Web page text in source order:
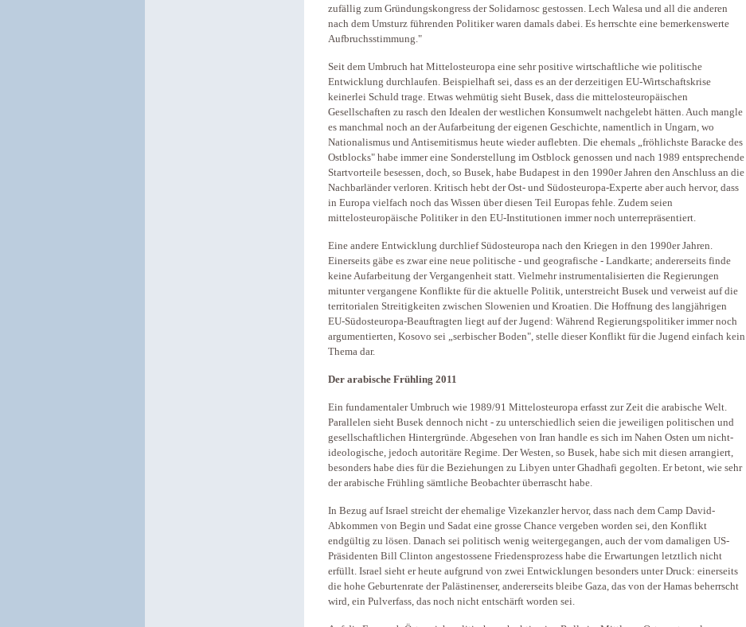
zufällig zum Gründungskongress der Solidarnosc gestossen. Lech Walesa und all die anderen
nach dem Umsturz führenden Politiker waren damals dabei. Es herrschte eine bemerkenswerte
Aufbruchsstimmung."
Seit dem Umbruch hat Mittelosteuropa eine sehr positive wirtschaftliche wie politische
Entwicklung durchlaufen. Beispielhaft sei, dass es an der derzeitigen EU-Wirtschaftskrise
keinerlei Schuld trage. Etwas wehmütig sieht Busek, dass die mittelosteuropäischen
Gesellschaften zu rasch den Idealen der westlichen Konsumwelt nachgelebt hätten. Auch mangle
es manchmal noch an der Aufarbeitung der eigenen Geschichte, namentlich in Ungarn, wo
Nationalismus und Antisemitismus heute wieder auflebten. Die ehemals „fröhlichste Baracke des
Ostblocks" habe immer eine Sonderstellung im Ostblock genossen und nach 1989 entsprechende
Startvorteile besessen, doch, so Busek, habe Budapest in den 1990er Jahren den Anschluss an die
Nachbarländer verloren. Kritisch hebt der Ost- und Südosteuropa-Experte aber auch hervor, dass
in Europa vielfach noch das Wissen über diesen Teil Europas fehle. Zudem seien
mittelosteuropäische Politiker in den EU-Institutionen immer noch unterrepräsentiert.
Eine andere Entwicklung durchlief Südosteuropa nach den Kriegen in den 1990er Jahren.
Einerseits gäbe es zwar eine neue politische - und geografische - Landkarte; andererseits finde
keine Aufarbeitung der Vergangenheit statt. Vielmehr instrumentalisierten die Regierungen
mitunter vergangene Konflikte für die aktuelle Politik, unterstreicht Busek und verweist auf die
territorialen Streitigkeiten zwischen Slowenien und Kroatien. Die Hoffnung des langjährigen
EU-Südosteuropa-Beauftragten liegt auf der Jugend: Während Regierungspolitiker immer noch
argumentierten, Kosovo sei „serbischer Boden", stelle dieser Konflikt für die Jugend einfach kein
Thema dar.
Der arabische Frühling 2011
Ein fundamentaler Umbruch wie 1989/91 Mittelosteuropa erfasst zur Zeit die arabische Welt.
Parallelen sieht Busek dennoch nicht - zu unterschiedlich seien die jeweiligen politischen und
gesellschaftlichen Hintergründe. Abgesehen von Iran handle es sich im Nahen Osten um nicht-
ideologische, jedoch autoritäre Regime. Der Westen, so Busek, habe sich mit diesen arrangiert,
besonders habe dies für die Beziehungen zu Libyen unter Ghadhafi gegolten. Er betont, wie sehr
der arabische Frühling sämtliche Beobachter überrascht habe.
In Bezug auf Israel streicht der ehemalige Vizekanzler hervor, dass nach dem Camp David-
Abkommen von Begin und Sadat eine grosse Chance vergeben worden sei, den Konflikt
endgültig zu lösen. Danach sei politisch wenig weitergegangen, auch der vom damaligen US-
Präsidenten Bill Clinton angestossene Friedensprozess habe die Erwartungen letztlich nicht
erfüllt. Israel sieht er heute aufgrund von zwei Entwicklungen besonders unter Druck: einerseits
die hohe Geburtenrate der Palästinenser, andererseits bleibe Gaza, das von der Hamas beherrscht
wird, ein Pulverfass, das noch nicht entschärft worden sei.